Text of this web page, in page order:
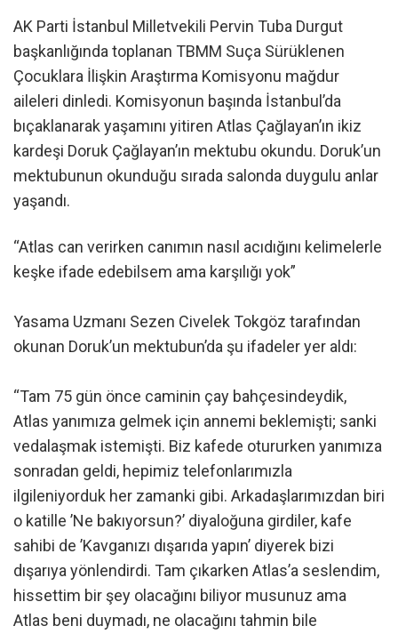
AK Parti İstanbul Milletvekili Pervin Tuba Durgut
başkanlığında toplanan TBMM Suça Sürüklenen
Çocuklara İlişkin Araştırma Komisyonu mağdur
aileleri dinledi. Komisyonun başında İstanbul’da
bıçaklanarak yaşamını yitiren Atlas Çağlayan’ın ikiz
kardeşi Doruk Çağlayan’ın mektubu okundu. Doruk’un
mektubunun okunduğu sırada salonda duygulu anlar
yaşandı.
“Atlas can verirken canımın nasıl acıdığını kelimelerle
keşke ifade edebilsem ama karşılığı yok”
Yasama Uzmanı Sezen Civelek Tokgöz tarafından
okunan Doruk’un mektubun’da şu ifadeler yer aldı:
“Tam 75 gün önce caminin çay bahçesindeydik,
Atlas yanımıza gelmek için annemi beklemişti; sanki
vedalaşmak istemişti. Biz kafede otururken yanımıza
sonradan geldi, hepimiz telefonlarımızla
ilgileniyorduk her zamanki gibi. Arkadaşlarımızdan biri
o katille ’Ne bakıyorsun?’ diyaloğuna girdiler, kafe
sahibi de ’Kavganızı dışarıda yapın’ diyerek bizi
dışarıya yönlendirdi. Tam çıkarken Atlas’a seslendim,
hissettim bir şey olacağını biliyor musunuz ama
Atlas beni duymadı, ne olacağını tahmin bile